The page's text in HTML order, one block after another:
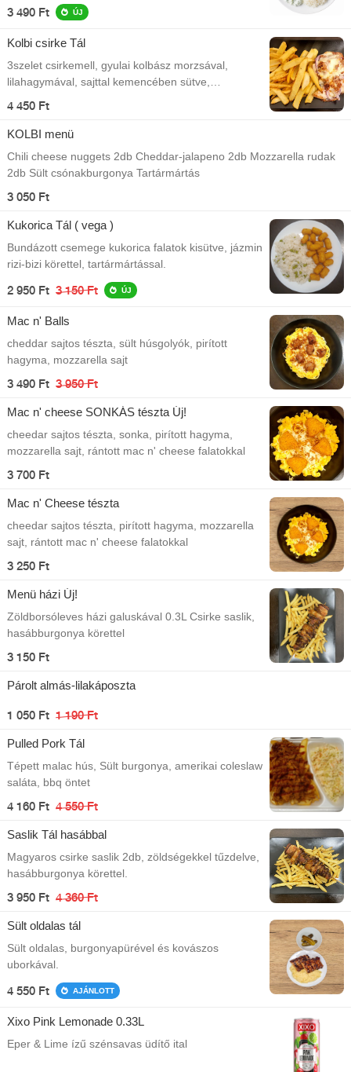
rizzsel tálalva.
3 490 Ft ÚJ
Kolbi csirke Tál
3szelet csirkemell, gyulai kolbász morzsával,
lilahagymával, sajttal kemencében sütve,
csónakburgonyával A Kolbistro kínálatából!
4 450 Ft
KOLBI menü
Chili cheese nuggets 2db Cheddar-jalapeno 2db Mozzarella rudak
2db Sült csónakburgonya Tartármártás
3 050 Ft
Kukorica Tál ( vega )
Bundázott csemege kukorica falatok kisütve, jázmin
rizi-bizi körettel, tartármártással.
2 950 Ft 3 150 Ft ÚJ
Mac n' Balls
cheddar sajtos tészta, sült húsgolyók, pirított
hagyma, mozzarella sajt
3 490 Ft 3 950 Ft
Mac n' cheese SONKÁS tészta Új!
cheedar sajtos tészta, sonka, pirított hagyma,
mozzarella sajt, rántott mac n' cheese falatokkal
3 700 Ft
Mac n' Cheese tészta
cheedar sajtos tészta, pirított hagyma, mozzarella
sajt, rántott mac n' cheese falatokkal
3 250 Ft
Menü házi Új!
Zöldborsóleves házi galuskával 0.3L Csirke saslik,
hasábburgonya körettel
3 150 Ft
Párolt almás-lilakáposzta
1 050 Ft 1 190 Ft
Pulled Pork Tál
Tépett malac hús, Sült burgonya, amerikai coleslaw
saláta, bbq öntet
4 160 Ft 4 550 Ft
Saslik Tál hasábbal
Magyaros csirke saslik 2db, zöldségekkel tűzdelve,
hasábburgonya körettel.
3 950 Ft 4 360 Ft
Sült oldalas tál
Sült oldalas, burgonyapürével és kovászos
uborkával.
4 550 Ft AJÁNLOTT
Xixo Pink Lemonade 0.33L
Eper & Lime ízű szénsavas üdítő ital